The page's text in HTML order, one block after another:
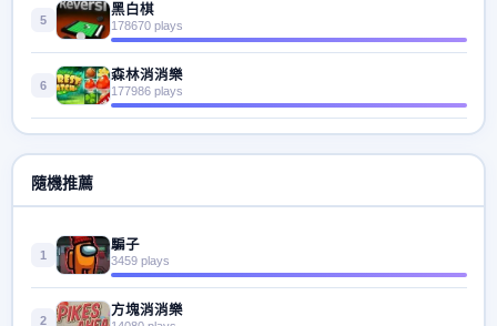
5
黑白棋
178670 plays
6
森林消消樂
177986 plays
隨機推薦
1
騙子
3459 plays
2
方塊消消樂